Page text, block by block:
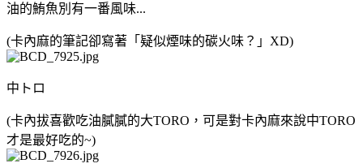
油的鮪魚別有一番風味...
(卡內麻的筆記卻寫著「疑似煙味的碳火味？」XD)
中トロ
(卡內拔喜歡吃油膩膩的大TORO，可是對卡內麻來說中TORO
才是最好吃的~)